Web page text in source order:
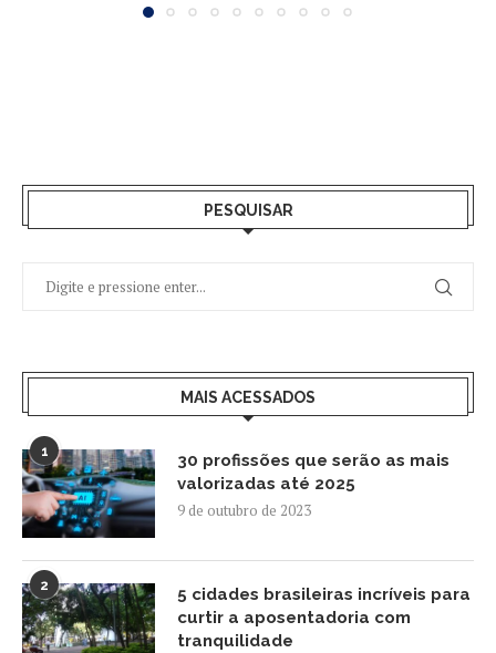
PESQUISAR
MAIS ACESSADOS
1
30 profissões que serão as mais
valorizadas até 2025
9 de outubro de 2023
2
5 cidades brasileiras incríveis para
curtir a aposentadoria com
tranquilidade